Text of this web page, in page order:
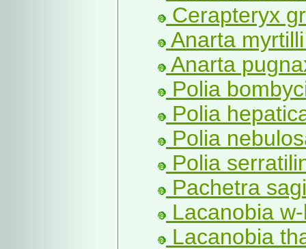
Cerapteryx
Anarta
Anarta
Polia
Polia
Polia
Polia
Pachetra
Lacanobia
Lacanobia